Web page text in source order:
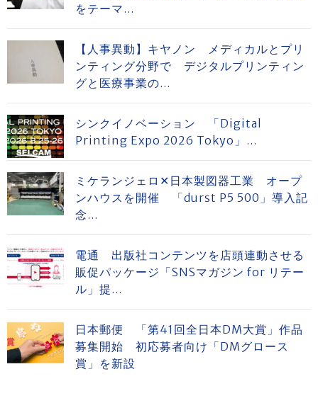
をテーマ...
【人事異動】キヤノン メディカルとプリ
ンティング分野で デジタルプリンティン
グと医療事業の...
シンクイノベーション 「Digital
Printing Expo 2026 Tokyo」...
ミケランジェロ✕日本製図器工業 オープ
ンハウスを開催 「durst P5 500」導入記
念...
電通 出版社コンテンツを店頭連動させる
販促パッケージ「SNSマガジン for リテー
ル」提...
日本郵便 「第41回全日本DM大賞」作品
募集開始 初応募者向け「DMグロース
賞」を新設